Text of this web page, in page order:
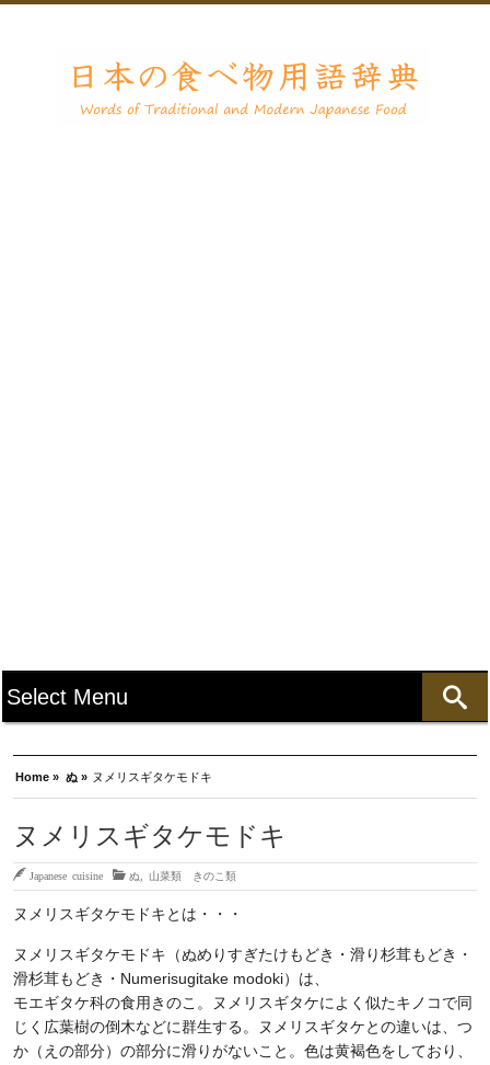
Home » ぬ » ヌメリスギタケモドキ
ヌメリスギタケモドキ
Japanese cuisine ぬ 山菜類 きのこ類
ヌメリスギタケモドキとは・・・
ヌメリスギタケモドキ（ぬめりすぎたけもどき・滑り杉茸もどき・
滑杉茸もどき・Numerisugitake modoki）は、
モエギタケ科の食用きのこ。ヌメリスギタケによく似たキノコで同
じく広葉樹の倒木などに群生する。ヌメリスギタケとの違いは、つ
か（えの部分）の部分に滑りがないこと。色は黄褐色をしており、